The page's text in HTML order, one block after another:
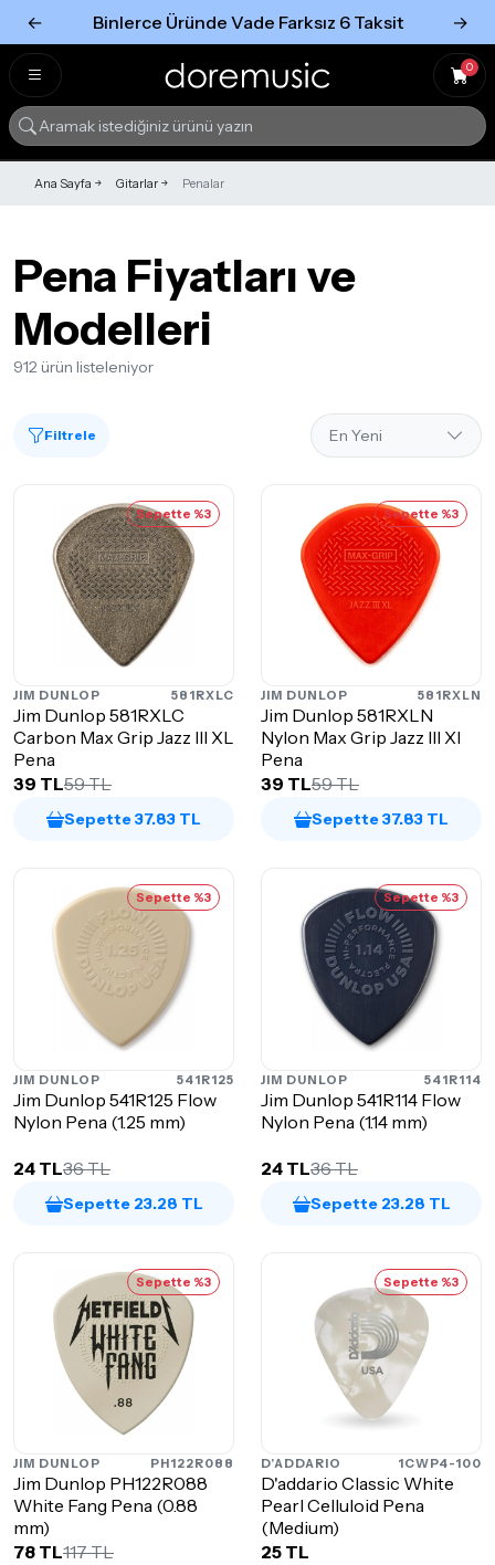
← Binlerce Üründe Vade Farksız 6 Taksit →
0
Ana Sayfa Gitarlar Penalar
Pena Fiyatları ve
Modelleri
912 ürün listeleniyor
Filtrele
Sepette %3
JIM DUNLOP 581RXLC
Jim Dunlop 581RXLC
Carbon Max Grip Jazz III XL
Pena
39 TL59 TL
Sepette 37.83 TL
Sepette %3
JIM DUNLOP 581RXLN
Jim Dunlop 581RXLN
Nylon Max Grip Jazz III Xl
Pena
39 TL59 TL
Sepette 37.83 TL
Sepette %3
JIM DUNLOP 541R125
Jim Dunlop 541R125 Flow
Nylon Pena (1.25 mm)
24 TL36 TL
Sepette 23.28 TL
Sepette %3
JIM DUNLOP 541R114
Jim Dunlop 541R114 Flow
Nylon Pena (1.14 mm)
24 TL36 TL
Sepette 23.28 TL
Sepette %3
JIM DUNLOP PH122R088
Jim Dunlop PH122R088
White Fang Pena (0.88
mm)
78 TL117 TL
Sepette %3
D'ADDARIO 1CWP4-100
D'addario Classic White
Pearl Celluloid Pena
(Medium)
25 TL
Tümünü Gör
Tümünü gör